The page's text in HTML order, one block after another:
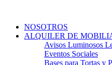
NOSOTROS
ALQUILER DE
Avisos Luminosos
Bases para Tortas y
Eventos Sociales